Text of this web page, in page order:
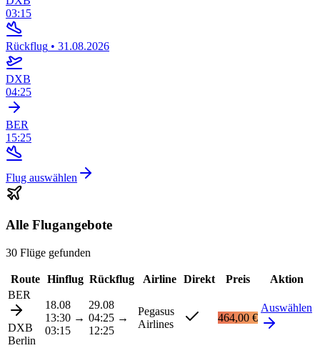
03:15
Rückflug • 31.08.2026
DXB
04:25
BER
15:25
Flug auswählen
Alle Flugangebote
30 Flüge gefunden
Route Hinflug Rückflug Airline Direkt Preis
Aktion
BER
DXB
Berlin
18.08
13:30 →
03:15
29.08
04:25 →
12:25
Pegasus
Airlines
464,00 €
Auswählen